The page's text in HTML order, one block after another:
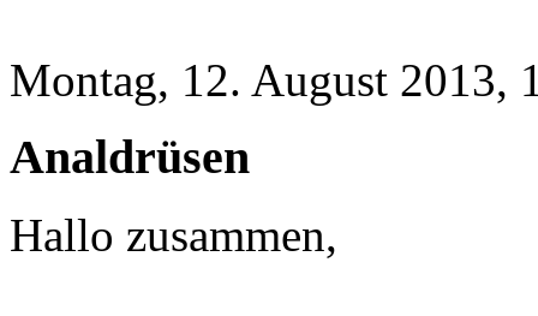
Montag, 12. August 2013,
Analdrüsen
Hallo zusammen,